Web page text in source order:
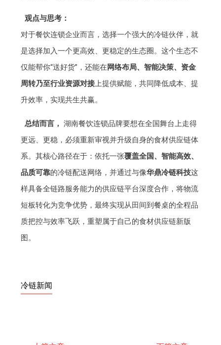
观点与思考：
对于餐饮连锁企业而言，选择一个强大的冷链伙伴，就
是选择加入一个更高效、更稳定的生态圈。这个生态不
仅能帮你“送好货”，还能在 网络布局、智能决策、资金
周转乃至行业资源对接上提供赋能，共同降低成本、提
升效率，实现共生共赢。
总结而言， 湖南餐饮连锁品牌要想在全国舞台上走得
更远、更稳，必须重新审视并升级自身的食材供应链体
系。其核心路径在于：依托一张覆盖全国、智能高效、
品质可靠的冷链配送网络，并通过与像华鼎冷链科技这
样具备全链路服务能力的供应链平台深度合作，将物流
短板转化为竞争优势，最终实现从田间到餐桌的全程品
质把控与效率飞跃，重塑属于自己的食材供应链新版
图。
冷链新闻